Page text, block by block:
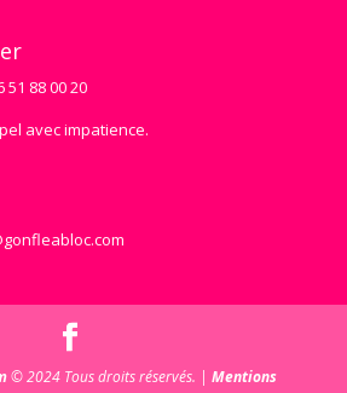
51 88 00 20
avec impatience.
© 2024 Tous droits réservés. | Mentions